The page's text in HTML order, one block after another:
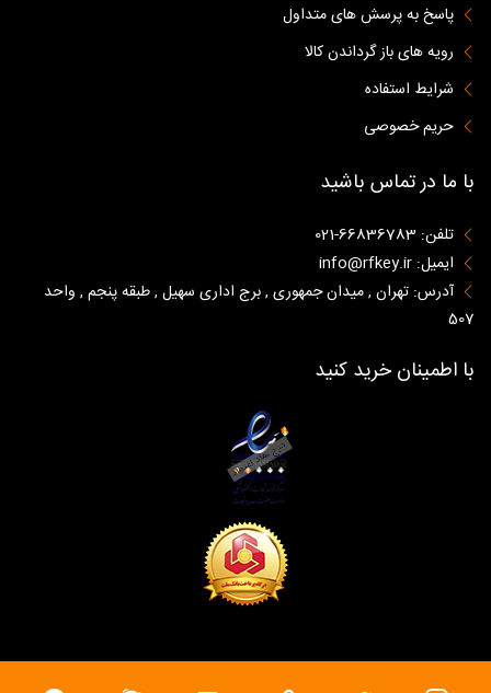
پاسخ به پرسش های متداول
رویه های باز گرداندن کالا
شرایط استفاده
حریم خصوصی
با ما در تماس باشید
تلفن: 66836783-021
ایمیل: info@rfkey.ir
آدرس: تهران , میدان جمهوری , برج اداری سهیل , طبقه پنجم , واحد
507
با اطمینان خرید کنید